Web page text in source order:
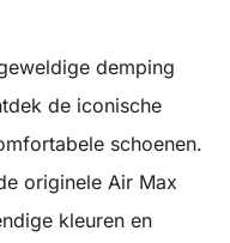
demping
de iconische
schoenen.
originele Air Max
kleuren en